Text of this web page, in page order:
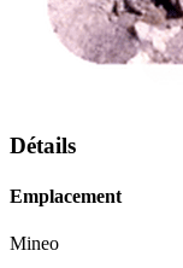
Détails
Emplacement
Mineo